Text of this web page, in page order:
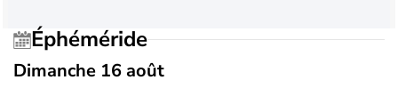
Éphéméride
Dimanche 16 août